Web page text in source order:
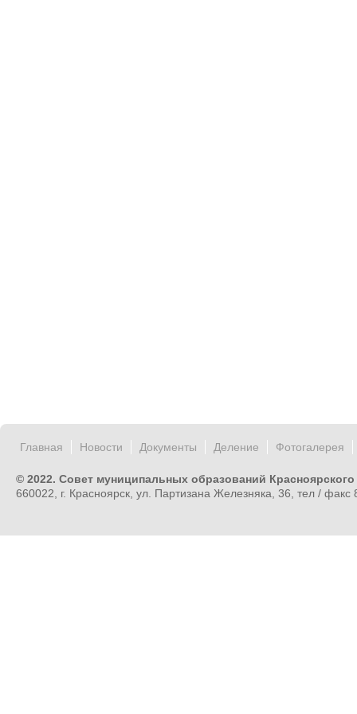
Главная Новости Документы Деление Фотогалерея
© 2022. Совет муниципальных образований Красноярского
660022, г. Красноярск, ул. Партизана Железняка, 36, тел /